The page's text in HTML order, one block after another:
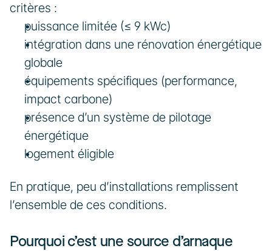
critères :
puissance limitée (≤ 9 kWc)
intégration dans une rénovation énergétique
globale
équipements spécifiques (performance,
impact carbone)
présence d’un système de pilotage
énergétique
logement éligible
En pratique, peu d’installations remplissent
l’ensemble de ces conditions.
Pourquoi c’est une source d’arnaque